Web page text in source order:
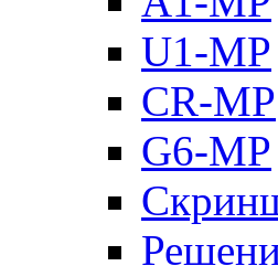
U1-MP
CR-MP
G6-MP